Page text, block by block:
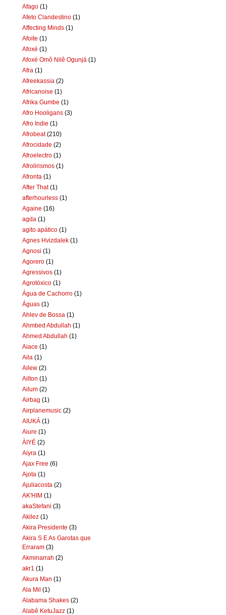
Afago (1)
Afeto Clandestino (1)
Affecting Minds (1)
Afoite (1)
Afoxé (1)
Afoxé Omô Nilê Ogunjá (1)
Afra (1)
Afreekassia (2)
Africanoise (1)
Afrika Gumbe (1)
Afro Hooligans (3)
Afro Indie (1)
Afrobeat (210)
Afrocidade (2)
Afroelectro (1)
Afrolirismos (1)
Afronta (1)
After That (1)
afterhourless (1)
Againe (16)
agda (1)
agito apático (1)
Agnes Hvizdalek (1)
Agnosi (1)
Agorero (1)
Agressivos (1)
Agrotóxico (1)
Água de Cachorro (1)
Águas (1)
Ahlev de Bossa (1)
Ahmbed Abdullah (1)
Ahmed Abdullah (1)
Aiace (1)
Aila (1)
Ailew (2)
Ailton (1)
Ailum (2)
Airbag (1)
Airplanemusic (2)
AIUKÁ (1)
Aiure (1)
ÀIYÉ (2)
Aiyra (1)
Ajax Free (6)
Ajota (1)
Ajuliacosta (2)
AK'HIM (1)
akaStefani (3)
Akilez (1)
Akira Presidente (3)
Akira S E As Garotas que
Erraram (3)
Akminarrah (2)
akr1 (1)
Akura Man (1)
Ala Mil (1)
Alabama Shakes (2)
Alabê KetuJazz (1)